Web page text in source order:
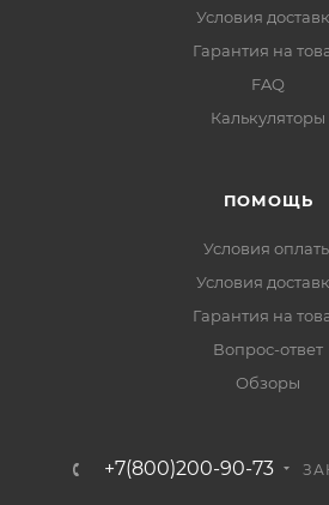
Условия
Гарантия на
FAQ
Калькуляторы
ПОМОЩЬ
Условия
Условия
Гарантия на
Вопрос-ответ
Обзоры
+7(800)200-90-73